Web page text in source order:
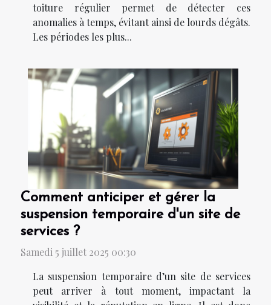
toiture régulier permet de détecter ces
anomalies à temps, évitant ainsi de lourds dégâts.
Les périodes les plus...
Comment anticiper et gérer la
suspension temporaire d'un site de
services ?
Samedi 5 juillet 2025 00:30
La suspension temporaire d’un site de services
peut arriver à tout moment, impactant la